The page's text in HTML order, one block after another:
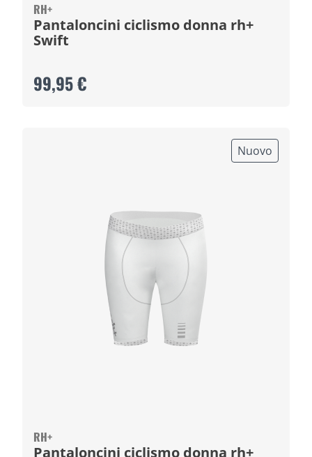
RH+
Pantaloncini ciclismo donna rh+
Swift
99,95 €
Nuovo
RH+
Pantaloncini ciclismo donna rh+